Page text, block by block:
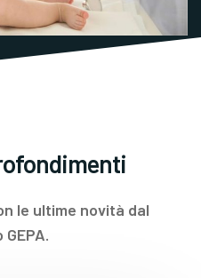
le ultime novità dal
GEPA.